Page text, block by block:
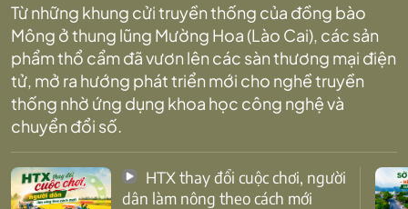
Từ những khung cửi truyền thống của đồng bào
Mông ở thung lũng Mường Hoa (Lào Cai), các sản
phẩm thổ cẩm đã vươn lên các sàn thương mại điện
tử, mở ra hướng phát triển mới cho nghề truyền
thống nhờ ứng dụng khoa học công nghệ và
chuyển đổi số.
dân làm nông theo cách mới